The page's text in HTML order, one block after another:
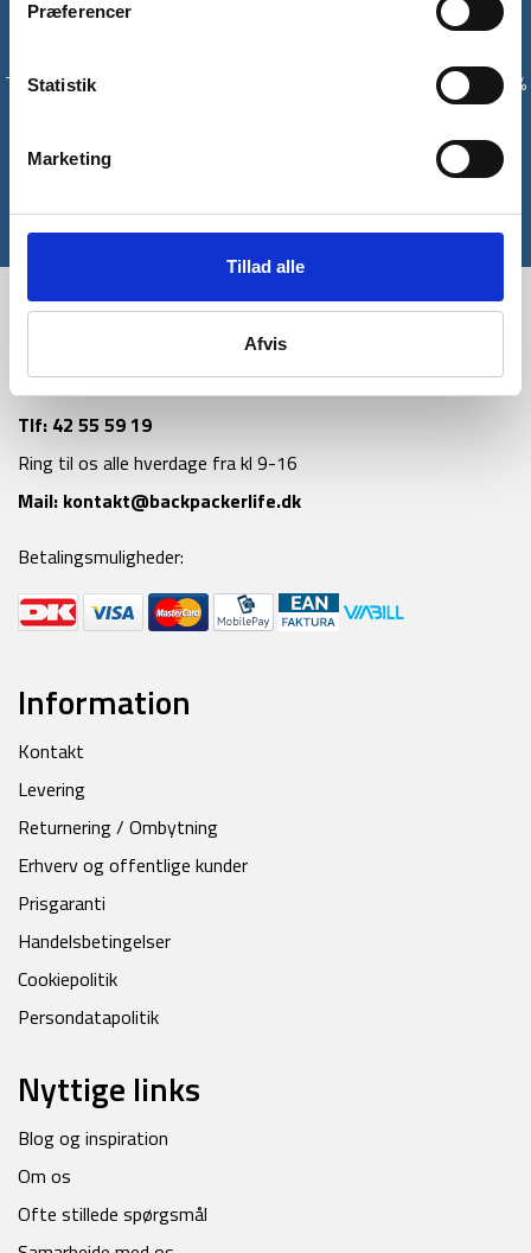
Præferencer
Statistik
Marketing
Tillad alle
Afvis
Tilmeld dig vores nyhedsbrev og modtag med det samme en 10%
*Gælder ikke allerede nedsatte varer
Tlf: 42 55 59 19
Ring til os alle hverdage fra kl 9-16
Mail: kontakt@backpackerlife.dk
Betalingsmuligheder:
Information
Kontakt
Levering
Returnering / Ombytning
Erhverv og offentlige kunder
Prisgaranti
Handelsbetingelser
Cookiepolitik
Persondatapolitik
Nyttige links
Blog og inspiration
Om os
Ofte stillede spørgsmål